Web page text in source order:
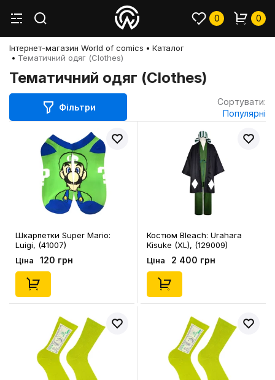
0 0
Інтернет-магазин World of comics
Каталог
Тематичний одяг (Clothes)
Тематичний одяг (Clothes)
Фільтри
Сортувати:
Популярні
Шкарпетки Super Mario:
Luigi, (41007)
Ціна 120 грн
Костюм Bleach: Urahara
Kisuke (XL), (129009)
Ціна 2 400 грн